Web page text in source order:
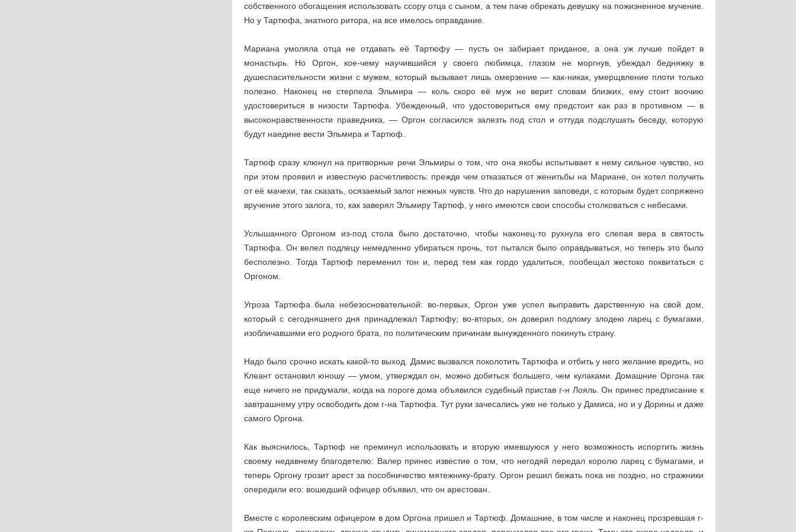
собственного обогащения использовать ссору отца с сыном, а тем паче обрекать девушку на пожизненное мучение.
Но у Тартюфа, знатного ритора, на все имелось оправдание.
Мариана умоляла отца не отдавать её Тартюфу — пусть он забирает приданое, а она уж лучше пойдет в
монастырь. Но Оргон, кое-чему научившийся у своего любимца, глазом не моргнув, убеждал бедняжку в
душеспасительности жизни с мужем, который вызывает лишь омерзение — как-никак, умерщвление плоти только
полезно. Наконец не стерпела Эльмира — коль скоро её муж не верит словам близких, ему стоит воочию
удостовериться в низости Тартюфа. Убежденный, что удостовериться ему предстоит как раз в противном — в
высоконравственности праведника, — Оргон согласился залезть под стол и оттуда подслушать беседу, которую
будут наедине вести Эльмира и Тартюф.
Тартюф сразу клюнул на притворные речи Эльмиры о том, что она якобы испытывает к нему сильное чувство, но
при этом проявил и известную расчетливость: прежде чем отказаться от женитьбы на Мариане, он хотел получить
от её мачехи, так сказать, осязаемый залог нежных чувств. Что до нарушения заповеди, с которым будет сопряжено
вручение этого залога, то, как заверял Эльмиру Тартюф, у него имеются свои способы столковаться с небесами.
Услышанного Оргоном из-под стола было достаточно, чтобы наконец-то рухнула его слепая вера в святость
Тартюфа. Он велел подлецу немедленно убираться прочь, тот пытался было оправдываться, но теперь это было
бесполезно. Тогда Тартюф переменил тон и, перед тем как гордо удалиться, пообещал жестоко поквитаться с
Оргоном.
Угроза Тартюфа была небезосновательной: во-первых, Оргон уже успел выправить дарственную на свой дом,
который с сегодняшнего дня принадлежал Тартюфу; во-вторых, он доверил подлому злодею ларец с бумагами,
изобличавшими его родного брата, по политическим причинам вынужденного покинуть страну.
Надо было срочно искать какой-то выход. Дамис вызвался поколотить Тартюфа и отбить у него желание вредить, но
Клеант остановил юношу — умом, утверждал он, можно добиться большего, чем кулаками. Домашние Оргона так
еще ничего не придумали, когда на пороге дома объявился судебный пристав г-н Лояль. Он принес предписание к
завтрашнему утру освободить дом г-на Тартюфа. Тут руки зачесались уже не только у Дамиса, но и у Дорины и даже
самого Оргона.
Как выяснилось, Тартюф не преминул использовать и вторую имевшуюся у него возможность испортить жизнь
своему недавнему благодетелю: Валер принес известие о том, что негодяй передал королю ларец с бумагами, и
теперь Оргону грозит арест за пособничество мятежнику-брату. Оргон решил бежать пока не поздно, но стражники
опередили его: вошедший офицер объявил, что он арестован.
Вместе с королевским офицером в дом Оргона пришел и Тартюф. Домашние, в том числе и наконец прозревшая г-